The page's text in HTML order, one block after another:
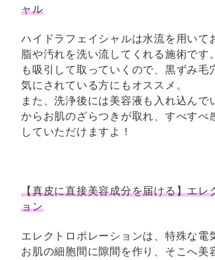
ャル
ハイドラフェイシャルは水流を用いて
脂や汚れを洗い流してくれる施術です
も吸引して取っていくので、黒ずみ毛
気にされている方にもオススメ。
また、洗浄後には美容液も入れ込んで
からお肌のざらつきが取れ、すべすべ
していただけますよ！
【真皮に直接美容成分を届ける】エレ
ョン
エレクトロポレーションは、特殊な電
お肌の細胞間に隙間を作り、そこへ美